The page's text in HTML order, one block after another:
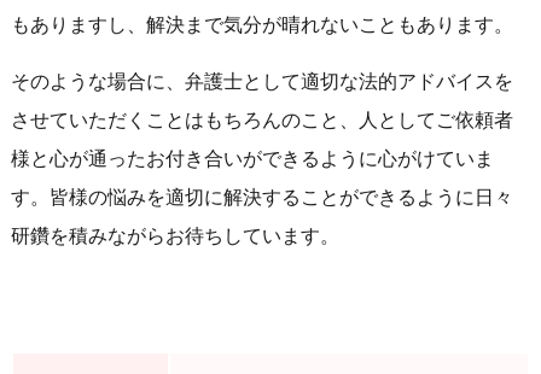
もありますし、解決まで気分が晴れないこともあります。
そのような場合に、弁護士として適切な法的アドバイスを
させていただくことはもちろんのこと、人としてご依頼者
様と心が通ったお付き合いができるように心がけていま
す。皆様の悩みを適切に解決することができるように日々
研鑽を積みながらお待ちしています。